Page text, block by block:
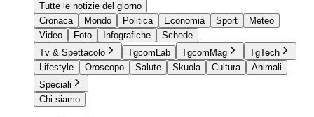
Tutte le notizie del giorno
Cronaca
Mondo Politica Economia Sport
Meteo
Video
Foto Infografiche
Schede
Tv & Spettacolo
TgcomLab TgcomMag
TgTech
Lifestyle
Oroscopo Salute Skuola Cultura
Animali
Speciali
Chi siamo